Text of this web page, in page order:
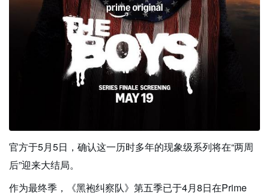
官方于5月5日，确认这一历时多年的现象级系列将在“两周
后”迎来大结局。
作为最终季，《黑袍纠察队》第五季已于4月8日在Prime